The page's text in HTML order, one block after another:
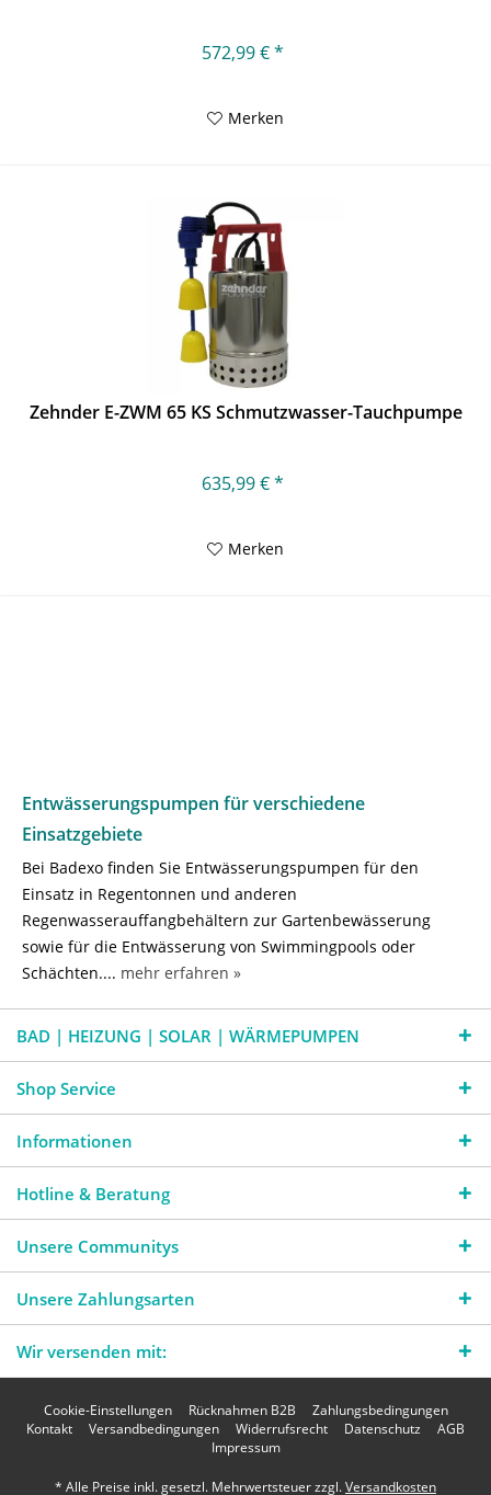
572,99 € *
Merken
Zehnder E-ZWM 65 KS Schmutzwasser-Tauchpumpe
635,99 € *
Merken
Entwässerungspumpen für verschiedene
Einsatzgebiete
Bei Badexo finden Sie Entwässerungspumpen für den
Einsatz in Regentonnen und anderen
Regenwasserauffangbehältern zur Gartenbewässerung
sowie für die Entwässerung von Swimmingpools oder
Schächten.... mehr erfahren »
BAD | HEIZUNG | SOLAR | WÄRMEPUMPEN
Shop Service
Informationen
Hotline & Beratung
Unsere Communitys
Unsere Zahlungsarten
Wir versenden mit:
Cookie-Einstellungen Rücknahmen B2B
Zahlungsbedingungen
Kontakt
Versandbedingungen Widerrufsrecht Datenschutz
AGB
Impressum
* Alle Preise inkl. gesetzl. Mehrwertsteuer zzgl.Versandkosten